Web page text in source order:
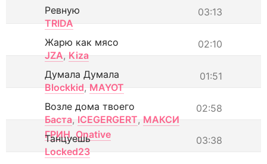
03:13
Ревную
TRIDA
02:10
Жарю как мясо
JZA, Kiza
01:51
Думала Думала
Blockkid, MAYOT
02:58
Возле дома твоего
Баста, ICEGERGERT, МАКСИ
ГРИН, Onative 03:38
Танцуешь
Locked23